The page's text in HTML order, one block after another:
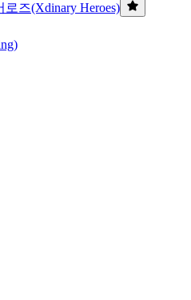
즈(Xdinary Heroes)